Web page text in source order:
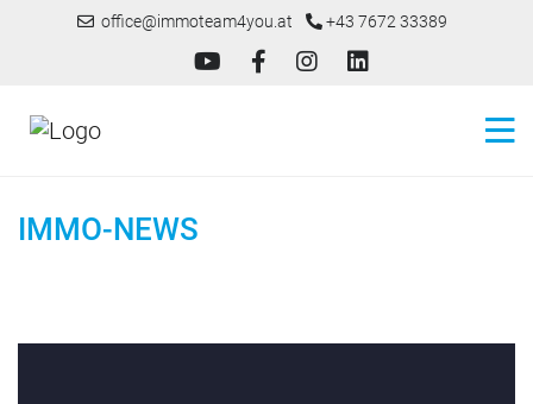
office@immoteam4you.at +43 7672 33389
IMMO-NEWS